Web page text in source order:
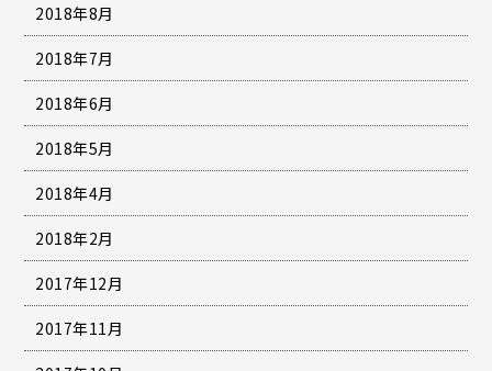
2018年8月
2018年7月
2018年6月
2018年5月
2018年4月
2018年2月
2017年12月
2017年11月